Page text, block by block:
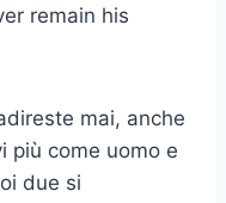
remain his
mai, anche
più come uomo e
due si